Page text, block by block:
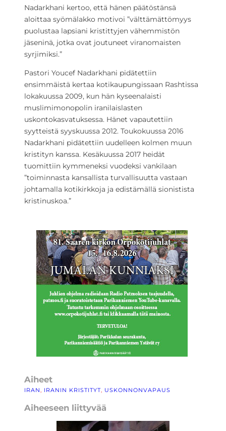
Nadarkhani kertoo, että hänen päätöstänsä
aloittaa syömälakko motivoi ”välttämättömyys
puolustaa lapsiani kristittyjen vähemmistön
jäseninä, jotka ovat joutuneet viranomaisten
syrjimiksi.”
Pastori Youcef Nadarkhani pidätettiin
ensimmäistä kertaa kotikaupungissaan Rashtissa
lokakuussa 2009, kun hän kyseenalaisti
muslimimonopolin iranilaislasten
uskontokasvatuksessa. Hänet vapautettiin
syytteistä syyskuussa 2012. Toukokuussa 2016
Nadarkhani pidätettiin uudelleen kolmen muun
kristityn kanssa. Kesäkuussa 2017 heidät
tuomittiin kymmeneksi vuodeksi vankilaan
”toiminnasta kansallista turvallisuutta vastaan
johtamalla kotikirkkoja ja edistämällä sionistista
kristinuskoa.”
Aiheet
IRAN, IRANIN KRISTITYT, USKONNONVAPAUS
Aiheeseen liittyvää